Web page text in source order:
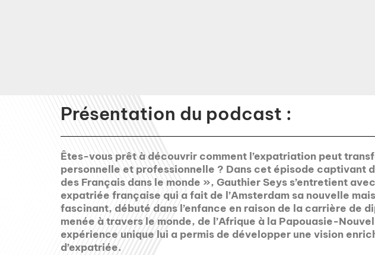
Présentation du podcast :
Êtes-vous prêt à découvrir comment l’expatriation peut
personnelle et professionnelle ? Dans cet épisode captivant
des Français dans le monde », Gauthier Seys s’entretient
expatriée française qui a fait de l’Amsterdam sa nouvelle
fascinant, débuté dans l’enfance en raison de la carrière de
menée à travers le monde, de l’Afrique à la Papouasie-
expérience unique lui a permis de développer une vision
d’expatriée.